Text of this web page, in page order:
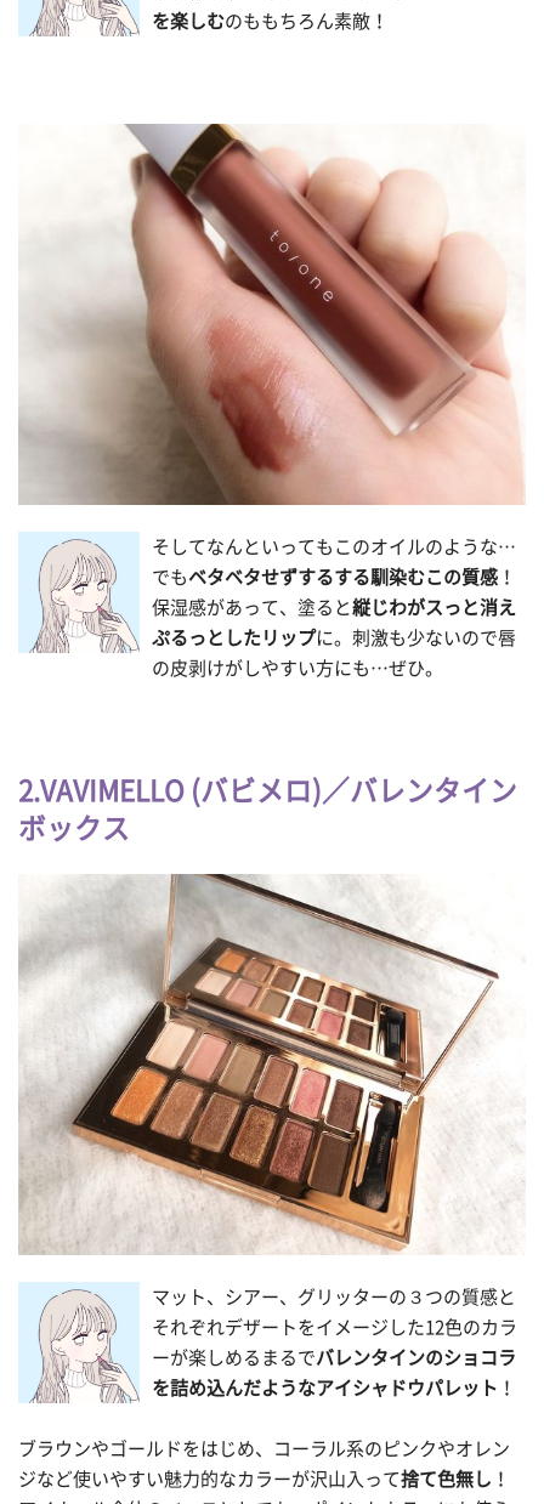
を楽しむのももちろん素敵！
そしてなんといってもこのオイルのような…
でも ベタベタせずするする馴染むこの質感 ！
保湿感があって、塗ると 縦じわがスっと消え
ぷるっとしたリップに。刺激も少ないので唇
の皮剥けがしやすい方にも…ぜひ。
2.VAVIMELLO (バビメロ)／バレンタイン
ボックス
マット、シアー、グリッターの３つの質感と
それぞれデザートをイメージした12色のカラ
ーが楽しめるまるでバレンタインのショコラ
を詰め込んだようなアイシャドウパレット ！
ブラウンやゴールドをはじめ、コーラル系のピンクやオレン
ジなど使いやすい魅力的なカラーが沢山入って捨て色無し ！